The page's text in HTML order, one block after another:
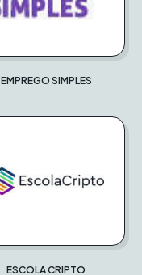
EMPREGO SIMPLES
ESCOLA CRIPTO